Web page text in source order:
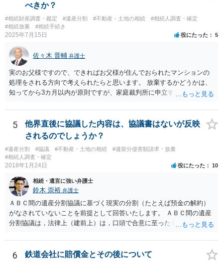
べきか？
#相続財産調査・鑑定 #遺産分割 #不動産・土地の相続
#相続人調査・確定
#相続放棄
#相続手続き
2025年7月15日 役にたった 5
佐々木 晋輔 弁護士
実のお父様ですので、できればお父様が住んでおられたマンションの
処理をされる方向で考えられたらと思います。 放棄するかどうかは、
知ってから3カ月以内が原則ですが、家庭裁判所に申立すれば3カ月の
放棄するかどうか決めることができます。 銀行やサラ金が数年も放置
することはありませんので、数年後に借金が発見される可能性はほぼ
ありません。 なお、私が扱った相続放棄を検討していた案件で、期間
伸長して調査したところ、サラ金に対する過払金など相当な財産が見
つかったため相続したという事例がありました。
5
他界直後に協議した内容は、協議書はないが反映
されるのでしょうか？
#遺産分割 #協議 #不動産・土地の相続
#遺留分侵害額請求・放棄
#相続人調査・確定
2018年1月24日 役にたった 10
相続・遺言に強い弁護士
鈴木 崇裕 弁護士
ＡＢＣ間の遺産分割協議に基づく現実の分割（たとえば預金の解約）
がなされていないことを前提として回答いたします。 ＡＢＣ間の遺産
分割協議は，法律上（建前上）は，口頭で合意に至ったものであって
ん。 また，不動産の名義を移転するためには，遺産分割協議書への署
名捺印を得る必要があります。 したがって，残念ながら，「ＡＢＣ間
の遺産分割協議が有効に成立している」という前提に基づく主張は困
6 鉄道会社に賠償金とその後について